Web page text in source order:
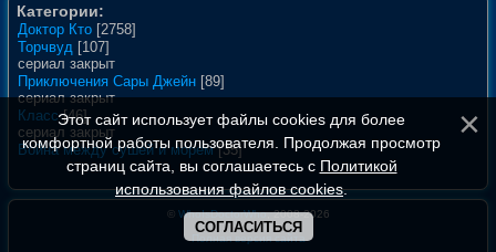
Категории:
Доктор Кто [2758]
Торчвуд [107]
сериал закрыт
Приключения Сары Джейн [89]
сериал закрыт
Класс [46]
сериал закрыт
Война между сушей и морем [35]
© WhoIsDoctorWho, 2008-2026
Этот сайт использует файлы cookies для более
комфортной работы пользователя. Продолжая просмотр
страниц сайта, вы соглашаетесь с Политикой
использования файлов cookies.
СОГЛАСИТЬСЯ